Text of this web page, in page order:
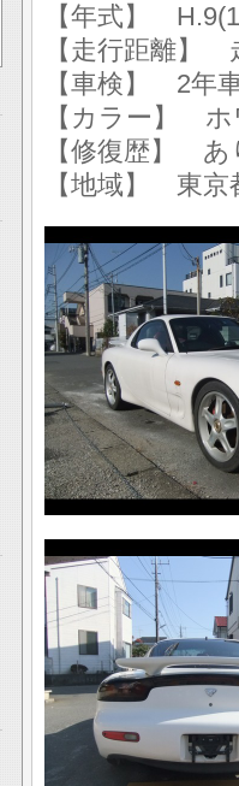
【年式】
【走行距離】
【車検】 2年
【カラー】
【修復歴】 あ
【地域】 東京